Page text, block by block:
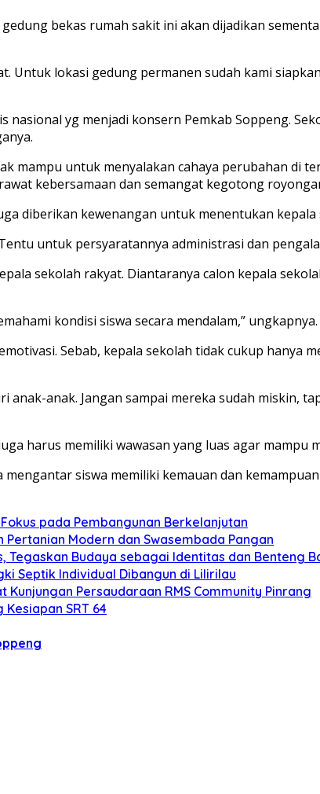
bekas rumah sakit ini akan dijadikan
Untuk lokasi gedung permanen sudah kami
yg menjadi konsern Pemkab Soppeng.
mampu untuk menyalakan cahaya perubahan di
kebersamaan dan semangat kegotong
diberikan kewenangan untuk menentukan kepala
untuk persyaratannya administrasi dan
sekolah rakyat. Diantaranya calon kepala
kondisi siswa secara mendalam,” ungkapnya.
Sebab, kepala sekolah tidak cukup hanya
anak. Jangan sampai mereka sudah miskin,
harus memiliki wawasan yang luas agar mampu
siswa memiliki kemauan dan
Fokus pada Pembangunan Berkelanjutan
Modern dan Swasembada Pangan
Tegaskan Budaya sebagai Identitas dan Benteng
Septik Individual Dibangun di Lilirilau
Persaudaraan RMS Community Pinrang
SRT 64